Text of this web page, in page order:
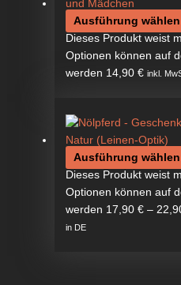
Ausführung wählen
Dieses Produkt weist
Optionen können auf
werden 14,90 € inkl.
Ausführung wählen
Dieses Produkt weist
Optionen können auf
werden 17,90 €–
in DE